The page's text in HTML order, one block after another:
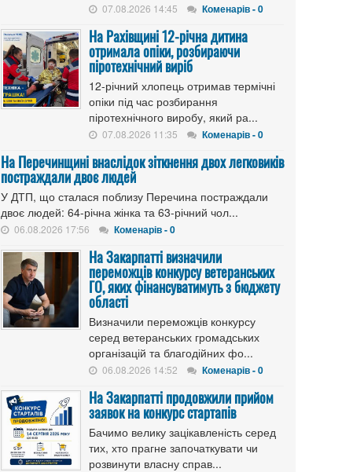
07.08.2026 14:45 Коменарів - 0
На Рахівщині 12-річна дитина
отримала опіки, розбираючи
піротехнічний виріб
12-річний хлопець отримав термічні
опіки під час розбирання
піротехнічного виробу, який ра...
07.08.2026 11:35 Коменарів - 0
На Перечинщині внаслідок зіткнення двох легковиків
постраждали двоє людей
У ДТП, що сталася поблизу Перечина постраждали
двоє людей: 64-річна жінка та 63-річний чол...
06.08.2026 17:56 Коменарів - 0
На Закарпатті визначили
переможців конкурсу ветеранських
ГО, яких фінансуватимуть з бюджету
області
Визначили переможців конкурсу
серед ветеранських громадських
організацій та благодійних фо...
06.08.2026 14:52 Коменарів - 0
На Закарпатті продовжили прийом
заявок на конкурс стартапів
Бачимо велику зацікавленість серед
тих, хто прагне започаткувати чи
розвинути власну справ...